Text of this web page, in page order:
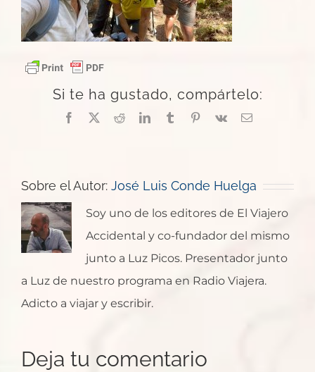
Si te ha gustado, compártelo:
Facebook
X RedditLinkedInTumblrPinterest
Vk
Correo
Sobre el Autor: José Luis Conde Huelga
Soy uno de los editores de El Viajero
Accidental y co-fundador del mismo
junto a Luz Picos. Presentador junto
a Luz de nuestro programa en Radio Viajera.
Adicto a viajar y escribir.
Deja tu comentario